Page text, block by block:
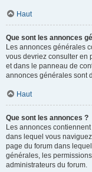
Haut
Que sont les annonces
Les annonces générales
vous devriez consulter en
et dans le panneau de
annonces générales sont
Haut
Que sont les annonces ?
Les annonces
dans lequel vous
page du forum dans
générales, les
administrateurs du forum.